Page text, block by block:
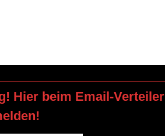
Hier beim Email-Verteiler